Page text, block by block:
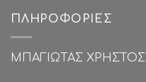
ΠΛΗΡΟΦΟΡΊΕΣ
ΜΠΑΓΙΩΤΑΣ ΧΡΗΣΤΟΣ